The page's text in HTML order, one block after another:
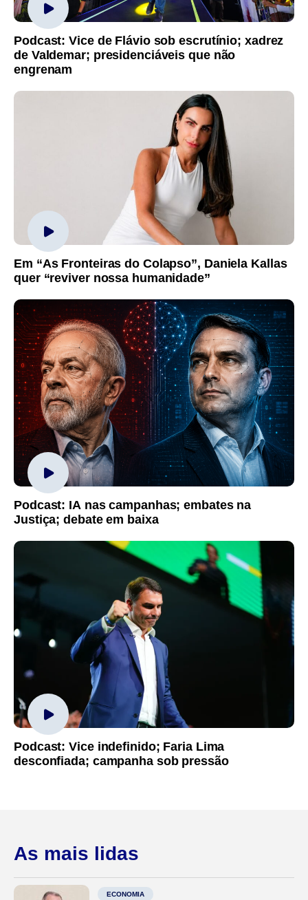
Podcast: Vice de Flávio sob escrutínio; xadrez
de Valdemar; presidenciáveis que não
engrenam
Em “As Fronteiras do Colapso”, Daniela Kallas
quer “reviver nossa humanidade”
Podcast: IA nas campanhas; embates na
Justiça; debate em baixa
Podcast: Vice indefinido; Faria Lima
desconfiada; campanha sob pressão
As mais lidas
ECONOMIA